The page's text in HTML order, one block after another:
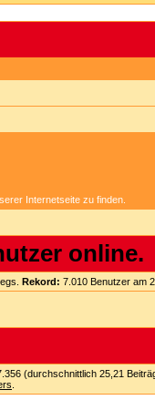
Internetseite zu finden.
online.
Rekord: 7.010 Benutzer am
(durchschnittlich 25,21